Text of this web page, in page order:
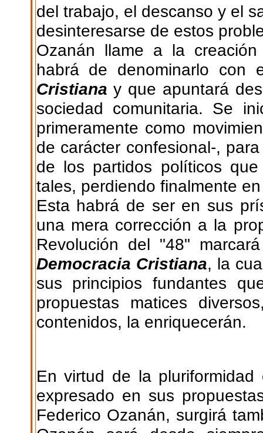
del trabajo, el descanso y el
desinteresarse de estos
Ozanán llame a la
habrá de denominarlo
Cristiana y que apuntará
sociedad comunitaria. Se
primeramente como
de carácter confesional-,
de los partidos políticos
tales, perdiendo finalmente
Esta habrá de ser en sus
una mera corrección a la
Revolución del "48"
Democracia Cristiana, la
sus principios fundantes
propuestas matices
contenidos, la enriquecerán.
En virtud de la
expresado en sus
Federico Ozanán, surgirá